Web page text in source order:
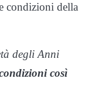
condizioni della
degli Anni
così